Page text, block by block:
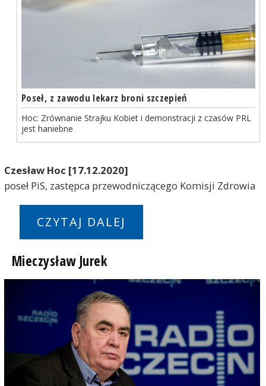
Poseł, z zawodu lekarz broni szczepień
Hoc: Zrównanie Strajku Kobiet i demonstracji z czasów PRL
jest haniebne
Czesław Hoc [17.12.2020]
poseł PiS, zastępca przewodniczącego Komisji Zdrowia
CZYTAJ DALEJ
Mieczysław Jurek